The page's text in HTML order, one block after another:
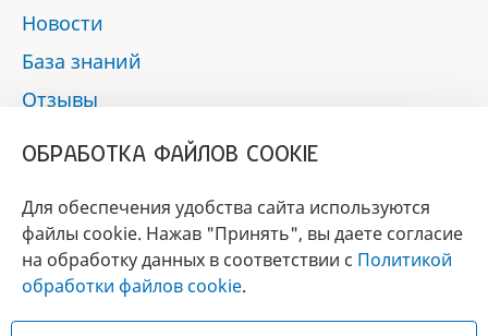
Новости
База знаний
Отзывы
БРЕНД
ГОДА 2017 - 2019
ОБРАБОТКА ФАЙЛОВ COOKIE
Для обеспечения удобства сайта используются
файлы cookie. Нажав "Принять", вы даете согласие
на обработку данных в соответствии с Политикой
обработки файлов cookie.